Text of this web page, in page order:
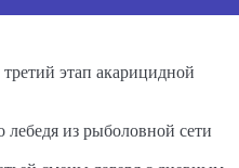
этап акарицидной
из рыболовной сети